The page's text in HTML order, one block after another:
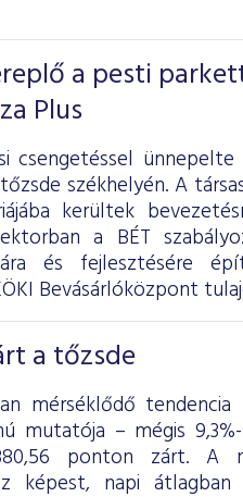
a pesti
Plus
csengetéssel
székhelyén. A
kerültek
a BÉT
és fejlesztésére
Bevásárlóközpont
a tőzsde
mérséklődő
mutatója – mégis
ponton zárt. A
képest, napi